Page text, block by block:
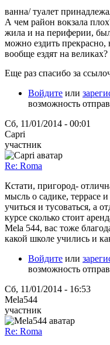
ванна/ туалет
А чем район вокзала
жила и на периферии,
можно ездить
вообще ездят на
Еще раз спасибо за
Войдите или
возможность
Сб, 11/01/2014 - 00:01
Capri
участник
Re: Roma
Кстати, пригород-
мысль о садике, террасе
учиться и тусоваться, а
курсе сколько стоит
Mela 544, вас тоже
какой школе учились и
Войдите или
возможность
Сб, 11/01/2014 - 16:53
Mela544
участник
Re: Roma